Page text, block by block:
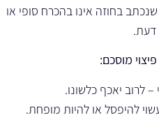
בחוזה אינו בהכרח סופי או
דעת.
מוסכם:
לרוב יאכף כלשונו.
להיפסל או להיות מופחת.